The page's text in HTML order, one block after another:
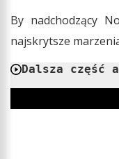
By nadchodzący
najskrytsze
Dalsza część